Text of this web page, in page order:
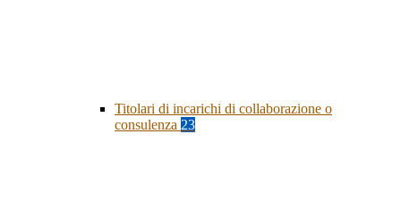
Titolari di incarichi di collaborazione o
consulenza 23